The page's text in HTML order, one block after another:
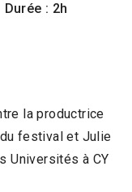
Durée : 2h
la productrice
du festival et Julie
Universités à CY